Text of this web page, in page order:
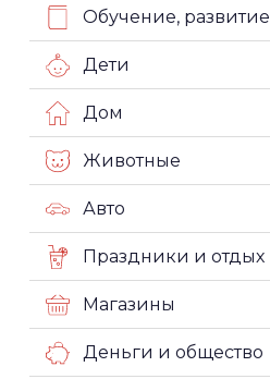
Обучение, развитие
Дети
Дом
Животные
Авто
Праздники и отдых
Магазины
Деньги и общество